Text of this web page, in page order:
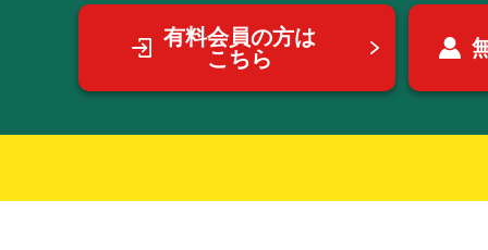
有料会員の方は
こちら